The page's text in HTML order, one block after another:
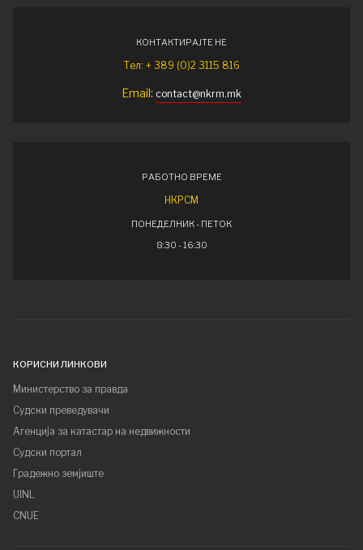
КОНТАКТИРАЈТЕ НЕ
Тел: + 389 (0)2 3115 816
Email: contact@nkrm.mk
РАБОТНО ВРЕМЕ
НКРСМ
ПОНЕДЕЛНИК - ПЕТОК
8:30 - 16:30
КОРИСНИ ЛИНКОВИ
Министерство за правда
Судски преведувачи
Агенција за катастар на недвижности
Судски портал
Градежно земјиште
UINL
CNUE